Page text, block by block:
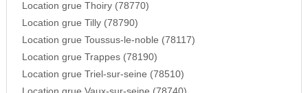
Location grue Thoiry (78770)
Location grue Tilly (78790)
Location grue Toussus-le-noble (78117)
Location grue Trappes (78190)
Location grue Triel-sur-seine (78510)